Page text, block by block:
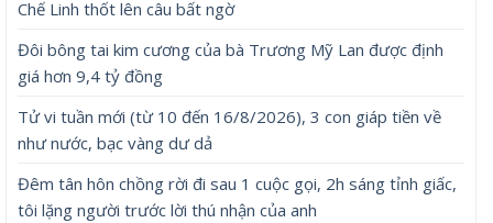
Chế Linh thốt lên câu bất ngờ
Đôi bông tai kim cương của bà Trương Mỹ Lan được định
giá hơn 9,4 tỷ đồng
Tử vi tuần mới (từ 10 đến 16/8/2026), 3 con giáp tiền về
như nước, bạc vàng dư dả
Đêm tân hôn chồng rời đi sau 1 cuộc gọi, 2h sáng tỉnh giấc,
tôi lặng người trước lời thú nhận của anh